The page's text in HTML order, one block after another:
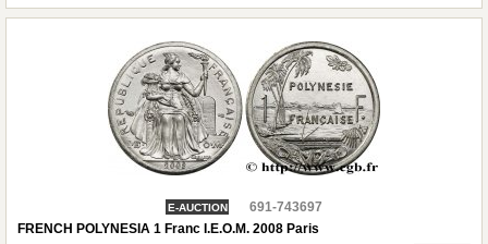
E-AUCTION
691-743697
FRENCH POLYNESIA 1 Franc I.E.O.M. 2008 Paris